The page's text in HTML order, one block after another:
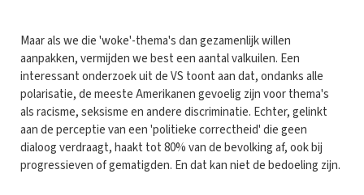
Maar als we die 'woke'-thema's dan gezamenlijk willen
aanpakken, vermijden we best een aantal valkuilen. Een
interessant onderzoek uit de VS toont aan dat, ondanks alle
polarisatie, de meeste Amerikanen gevoelig zijn voor thema's
als racisme, seksisme en andere discriminatie. Echter, gelinkt
aan de perceptie van een 'politieke correctheid' die geen
dialoog verdraagt, haakt tot 80% van de bevolking af, ook bij
progressieven of gematigden. En dat kan niet de bedoeling zijn.